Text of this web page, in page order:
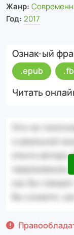
Жанр:
Год: 2017
Ознак-ый
.epub
Читать